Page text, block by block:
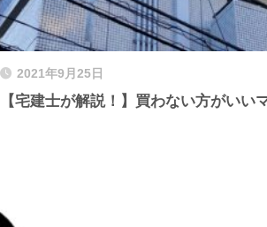
2021年9月25日
【宅建士が解説！】買わない方がいい